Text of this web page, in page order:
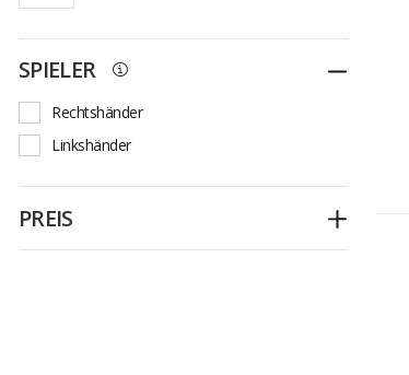
SPIELER Zuklappen
Rechtshänder
Linkshänder
PREIS Ausklappen